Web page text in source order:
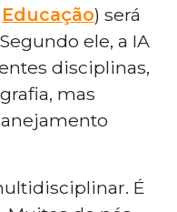
Educação) será
ele, a IA
disciplinas,
mas
É